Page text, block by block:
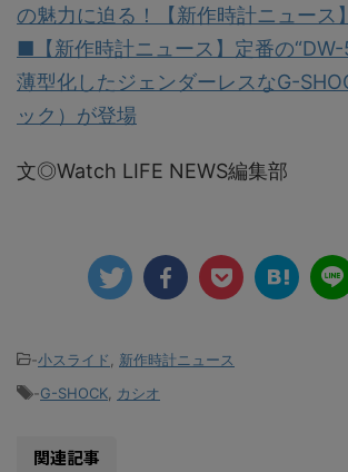
の魅力に迫る！【新作時計ニュース】
■【新作時計ニュース】定番の“DW-
薄型化したジェンダーレスなG-
ック）が登場
文◎Watch LIFE NEWS編集部
-小スライド
新作時計ニュース
-G-SHOCK カシオ
関連記事